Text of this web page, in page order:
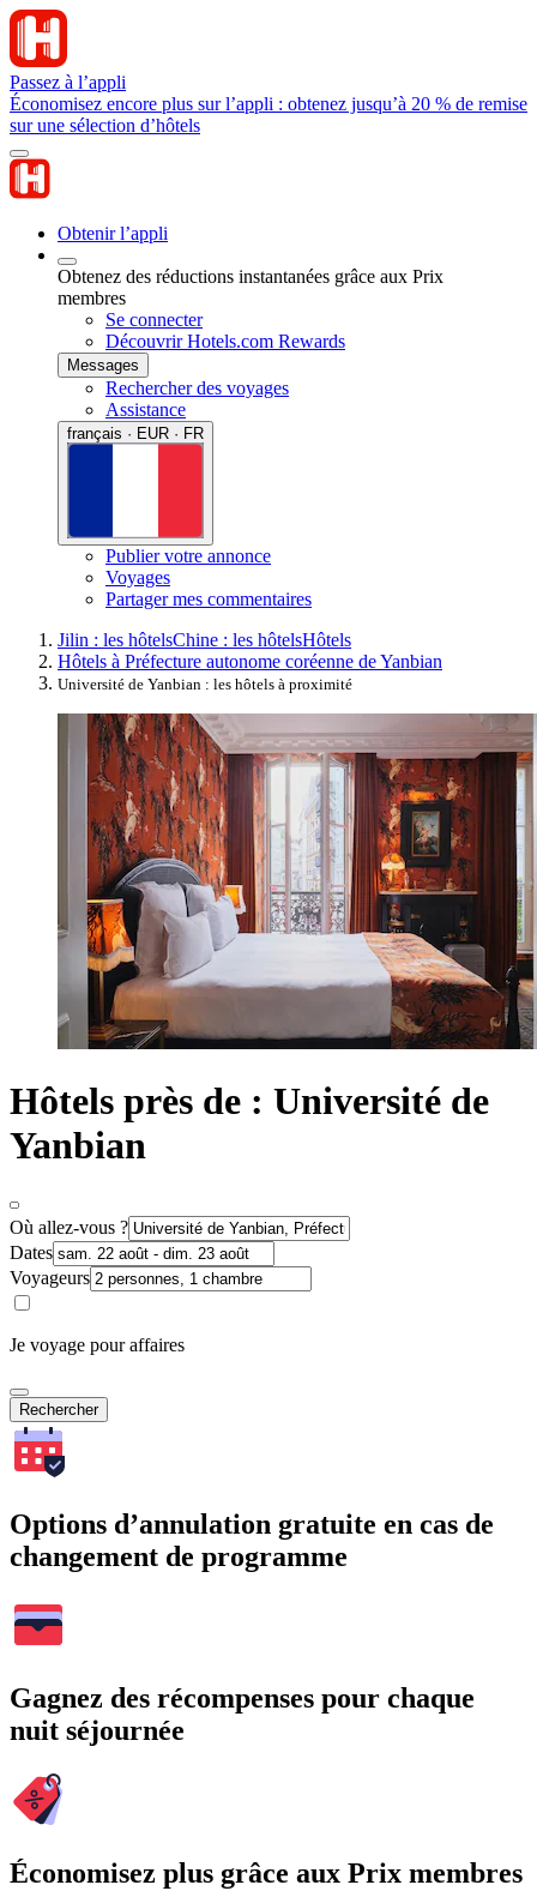
Passez à l’appli
Économisez encore plus sur l’appli : obtenez jusqu’à 20 % de remise
sur une sélection d’hôtels
Obtenir l’appli
Obtenez des réductions instantanées grâce aux Prix
membres
Se connecter
Découvrir Hotels.com Rewards
Messages
Rechercher des voyages
Assistance
français · EUR · FR
Publier votre annonce
Voyages
Partager mes commentaires
Jilin : les hôtelsChine : les hôtelsHôtels
Hôtels à Préfecture autonome coréenne de Yanbian
Université de Yanbian : les hôtels à proximité
Hôtels près de : Université de
Yanbian
Où allez-vous ?
Dates
Voyageurs
Je voyage pour affaires
Rechercher
Options d’annulation gratuite en cas de
changement de programme
Gagnez des récompenses pour chaque
nuit séjournée
Économisez plus grâce aux Prix membres